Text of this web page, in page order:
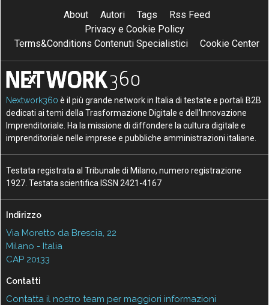
About Autori Tags
Rss Feed
Privacy e Cookie Policy
Terms&Conditions Contenuti Specialistici
Cookie Center
Nextwork360 è il più grande network in Italia di testate e portali B2B
dedicati ai temi della Trasformazione Digitale e dell’Innovazione
Imprenditoriale. Ha la missione di diffondere la cultura digitale e
imprenditoriale nelle imprese e pubbliche amministrazioni italiane.
Testata registrata al Tribunale di Milano, numero registrazione
1927. Testata scientifica ISSN 2421-4167
Indirizzo
Via Moretto da Brescia, 22
Milano - Italia
CAP 20133
Contatti
Contatta il nostro team per maggiori informazioni